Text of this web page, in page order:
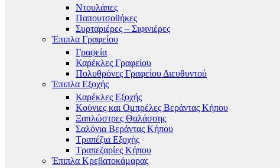
Ντουλάπες
Παπουτσοθήκες
Συρταριέρες – Σιφινιέρες
Έπιπλα Γραφείου
Γραφεία
Καρέκλες Γραφείου
Πολυθρόνες Γραφείου Διευθυντού
Έπιπλα Εξοχής
Καρέκλες Εξοχής
Κούνιες και Ομπρέλες Βεράντας Κήπου
Ξαπλώστρες Θαλάσσης
Σαλόνια Βεράντας Κήπου
Τραπέζια Εξοχής
Τραπεζαρίες Κήπου
Έπιπλα Κρεβατοκάμαρας